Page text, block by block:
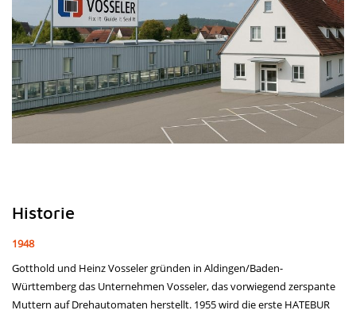
Historie
1948
Gotthold und Heinz Vosseler gründen in Aldingen/Baden-
Württemberg das Unternehmen Vosseler, das vorwiegend zerspante
Muttern auf Drehautomaten herstellt. 1955 wird die erste HATEBUR